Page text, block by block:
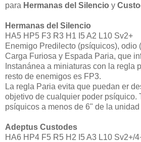
para Hermanas del Silencio y
Hermanas del Silencio
HA5 HP5 F3 R3 H1 I5 A2 L10 Sv2+
Enemigo Predilecto (psíquicos), odio
Carga Furiosa y Espada Paria, que
Instanánea a miniaturas con la regla
resto de enemigos es FP3.
La regla Paria evita que puedan er
objetivo de cualquier poder psíquico.
psíquicos a menos de 6" de la
Adeptus Custodes
HA6 HP4 F5 R5 H2 I5 A3 L10 Sv2+/